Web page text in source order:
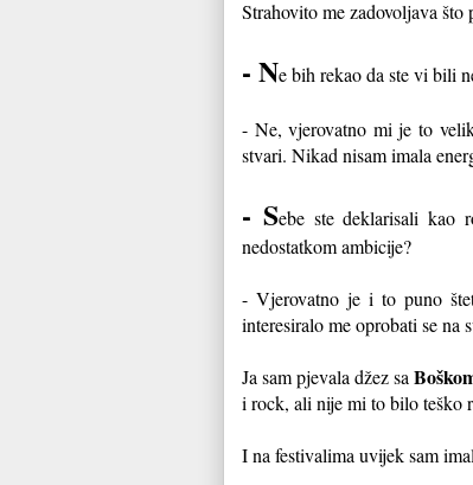
Strahovito me zadovoljava
- Ne bih rekao da ste vi bili
- Ne, vjerovatno mi je to
stvari. Nikad nisam imala
- Sebe ste deklarisali kao
nedostatkom ambicije?
- Vjerovatno je i to puno
interesiralo me oprobati se na
Ja sam pjevala džez sa
i rock, ali nije mi to bilo teško
I na festivalima uvijek sam